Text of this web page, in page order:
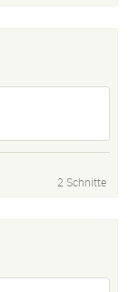
2 Schnitte